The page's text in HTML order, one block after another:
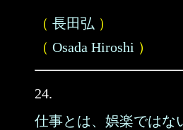
（ 長田弘 ）
（ Osada Hiroshi ）
24.
仕事とは、娯楽ではな